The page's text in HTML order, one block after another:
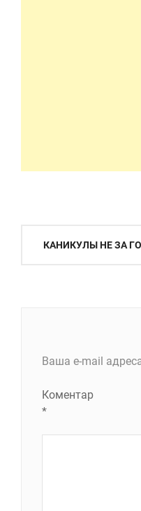
Навігація
КАНИКУЛЫ НЕ ЗА
Ваша e-mail
Коментар
*